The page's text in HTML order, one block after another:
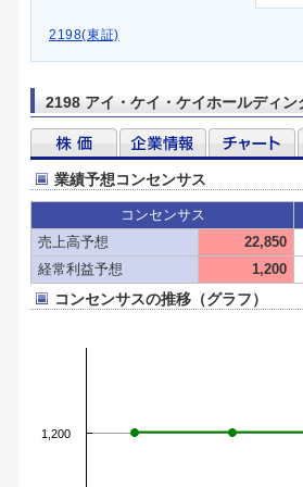
2198(東証)
2198 アイ・ケイ・ケイホールディン